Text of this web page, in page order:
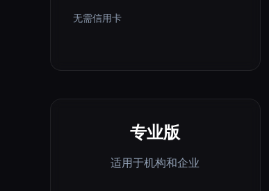
无需信用卡
专业版
适用于机构和企业